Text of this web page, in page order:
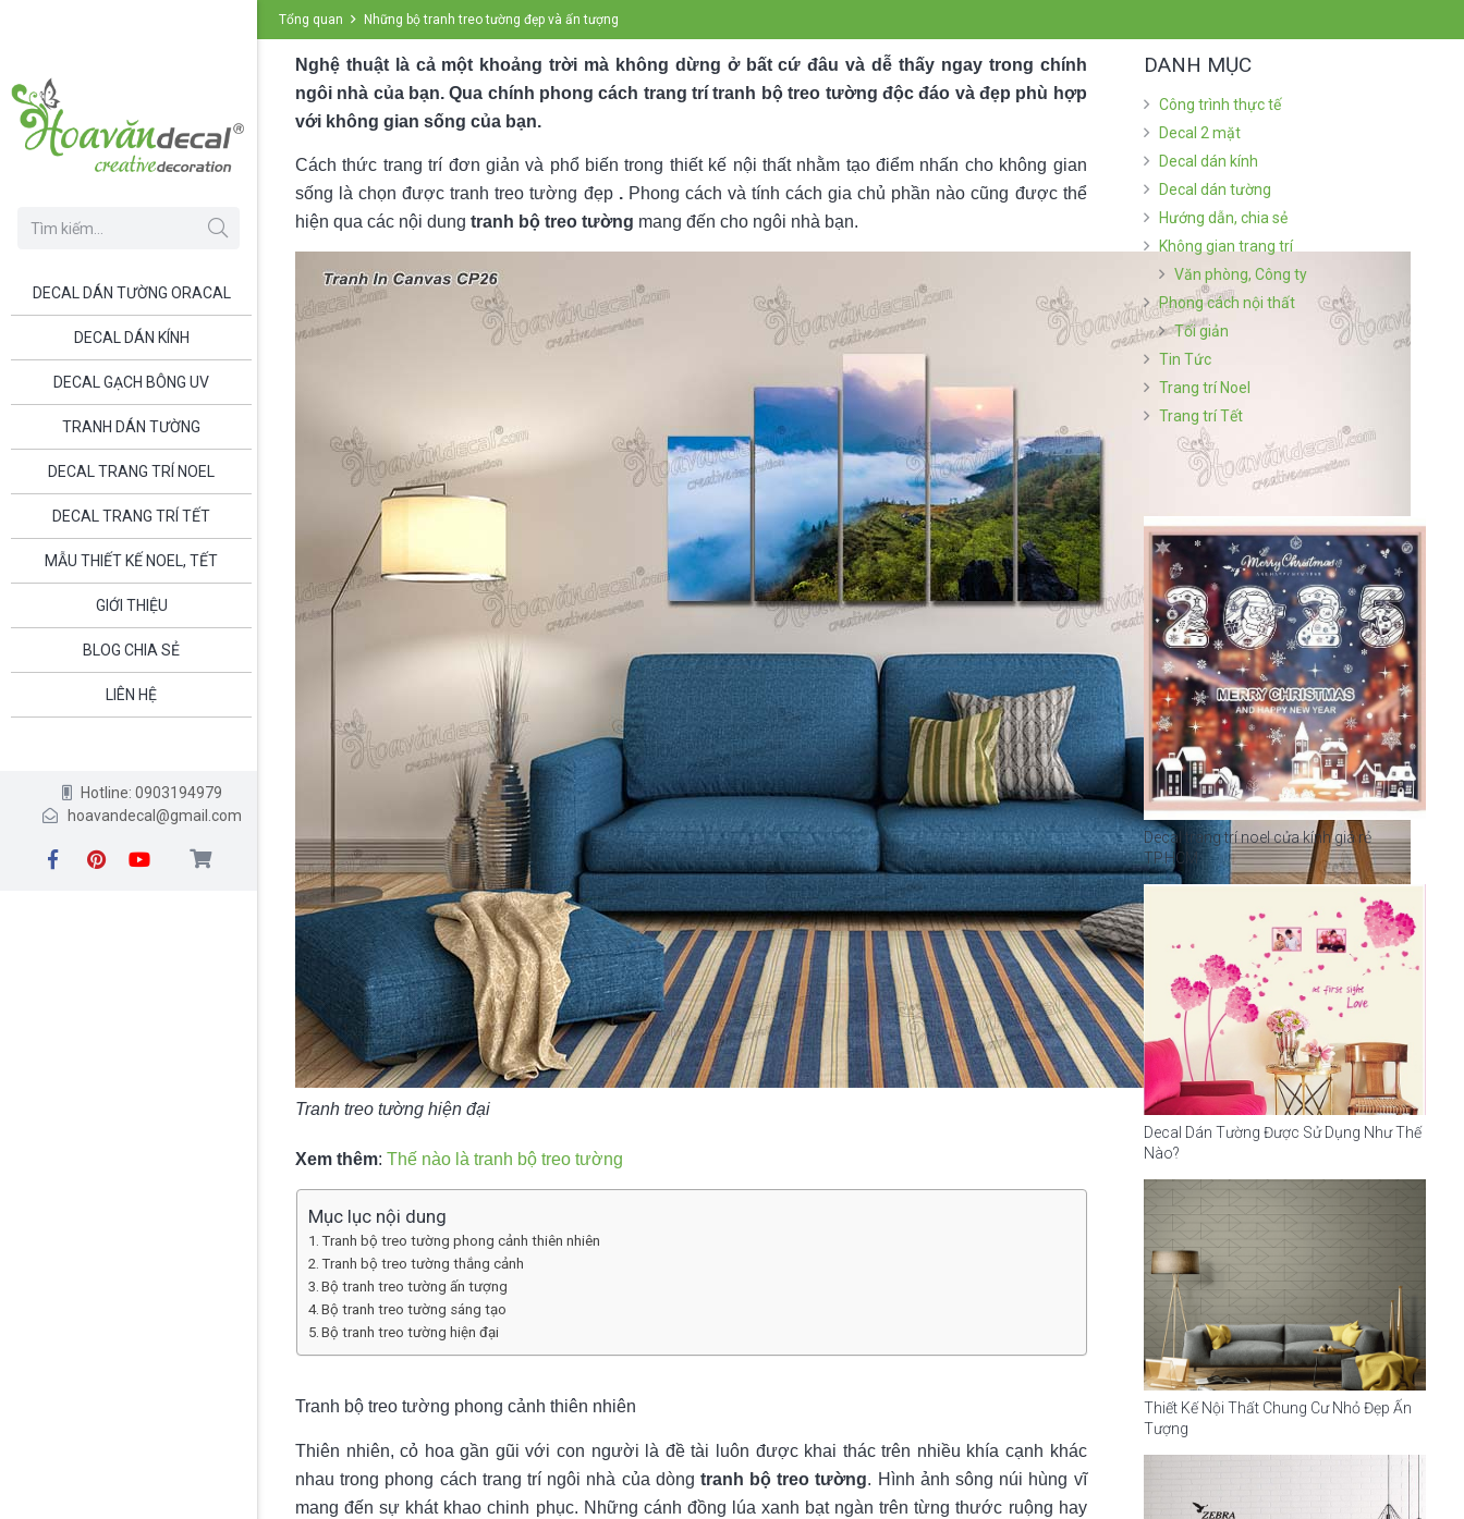
DECAL DÁN TƯỜNG ORACAL
DECAL DÁN KÍNH
DECAL GẠCH BÔNG UV
TRANH DÁN TƯỜNG
DECAL TRANG TRÍ NOEL
DECAL TRANG TRÍ TẾT
MẪU THIẾT KẾ NOEL, TẾT
GIỚI THIỆU
BLOG CHIA SẺ
LIÊN HỆ
Hotline: 0903194979
hoavandecal@gmail.com
Tổng quan Những bộ tranh treo tường đẹp và ấn tượng
Nghệ thuật là cả một khoảng trời mà không dừng ở bất cứ đâu và dễ thấy ngay trong chính
ngôi nhà của bạn. Qua chính phong cách trang trí tranh bộ treo tường độc đáo và đẹp phù hợp
với không gian sống của bạn.
Cách thức trang trí đơn giản và phổ biến trong thiết kế nội thất nhằm tạo điểm nhấn cho không gian
sống là chọn được tranh treo tường đẹp. Phong cách và tính cách gia chủ phần nào cũng được thể
hiện qua các nội dung tranh bộ treo tường mang đến cho ngôi nhà bạn.
Tranh treo tường hiện đại
Xem thêm: Thế nào là tranh bộ treo tường
Mục lục nội dung
Tranh bộ treo tường phong cảnh thiên nhiên
Tranh bộ treo tường thắng cảnh
Bộ tranh treo tường ấn tượng
Bộ tranh treo tường sáng tạo
Bộ tranh treo tường hiện đại
Tranh bộ treo tường phong cảnh thiên nhiên
Thiên nhiên, cỏ hoa gần gũi với con người là đề tài luôn được khai thác trên nhiều khía cạnh khác
nhau trong phong cách trang trí ngôi nhà của dòng tranh bộ treo tường. Hình ảnh sông núi hùng vĩ
mang đến sự khát khao chinh phục. Những cánh đồng lúa xanh bạt ngàn trên từng thước ruộng hay
DANH MỤC
Công trình thực tế
Decal 2 mặt
Decal dán kính
Decal dán tường
Hướng dẫn, chia sẻ
Không gian trang trí
Văn phòng, Công ty
Phong cách nội thất
Tối giản
Tin Tức
Trang trí Noel
Trang trí Tết
BÀI VIẾT MỚI NHẤT
Decal trang trí noel cửa kính giá rẻ
TP.HCM
Decal Dán Tường Được Sử Dụng Như Thế
Nào?
Thiết Kế Nội Thất Chung Cư Nhỏ Đẹp Ấn
Tượng